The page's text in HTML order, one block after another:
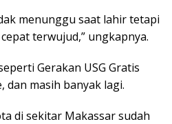
menunggu saat lahir tetapi
terwujud,” ungkapnya.
Gerakan USG Gratis
dan masih banyak lagi.
di sekitar Makassar sudah